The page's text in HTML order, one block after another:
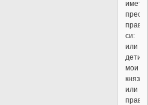
иметь
си:
или
дети
мои
князи,
или